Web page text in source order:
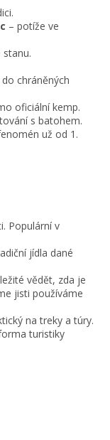
– potíže ve
chráněných
oficiální kemp.
s batohem.
už od 1.
Populární v
jídla dané
vědět, zda je
jisti používáme
na treky a túry.
turistiky